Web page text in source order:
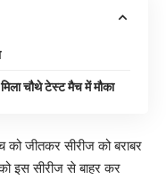
चौथे टेस्ट मैच में मौका
जीतकर सीरीज को बराबर
इस सीरीज से बाहर कर